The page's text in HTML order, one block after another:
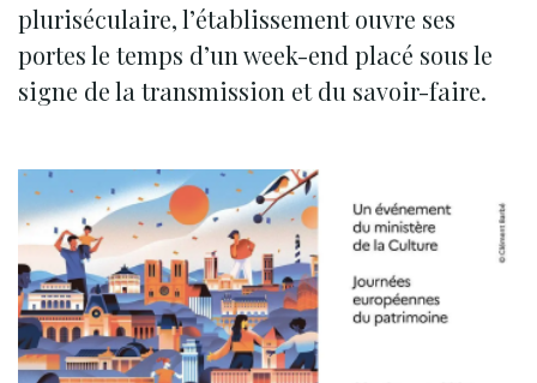
pluriséculaire, l’établissement ouvre ses
portes le temps d’un week-end placé sous le
signe de la transmission et du savoir-faire.